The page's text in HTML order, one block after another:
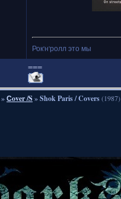
Рок'н'ролл это мы
===
»Сover /S »Shok Paris / Covers(1987)